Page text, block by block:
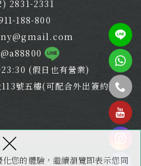
您的體驗，繼續瀏覽即表示您同
×
tel
2831-2331
188-800
(假日也有營業)
號五樓(可配合外出簽約)
務所 All Rights Reserved.